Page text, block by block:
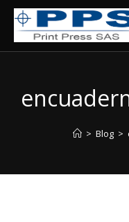
Saltar
contenido
> Blog >